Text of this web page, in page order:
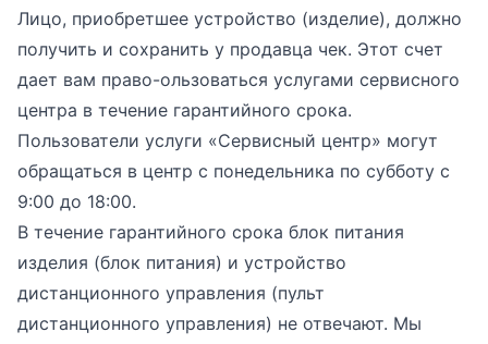
Лицо, приобретшее устройство (изделие), должно
получить и сохранить у продавца чек. Этот счет
дает вам право-ользоваться услугами сервисного
центра в течение гарантийного срока.
Пользователи услуги «Сервисный центр» могут
обращаться в центр с понедельника по субботу с
9:00 до 18:00.
В течение гарантийного срока блок питания
изделия (блок питания) и устройство
дистанционного управления (пульт
дистанционного управления) не отвечают. Мы